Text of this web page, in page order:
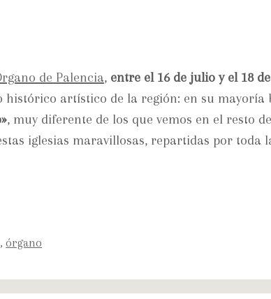
de Palencia, entre el 16 de julio y el 18
artístico de la región: en su mayoría
, muy diferente de los que vemos en el resto
iglesias maravillosas, repartidas por toda
,órgano